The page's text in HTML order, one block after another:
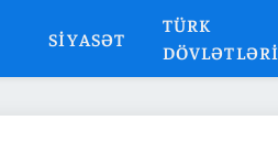
SIYASƏT
TÜRK
DÖVLƏTLƏRI